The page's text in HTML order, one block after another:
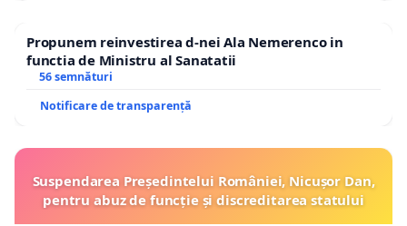
Propunem reinvestirea d-nei Ala Nemerenco in
functia de Ministru al Sanatatii
56 semnături
Notificare de transparență
Suspendarea Președintelui României, Nicușor Dan,
pentru abuz de funcție și discreditarea statului